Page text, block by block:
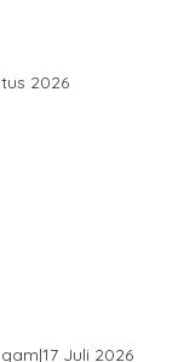
2026
|17 Juli 2026